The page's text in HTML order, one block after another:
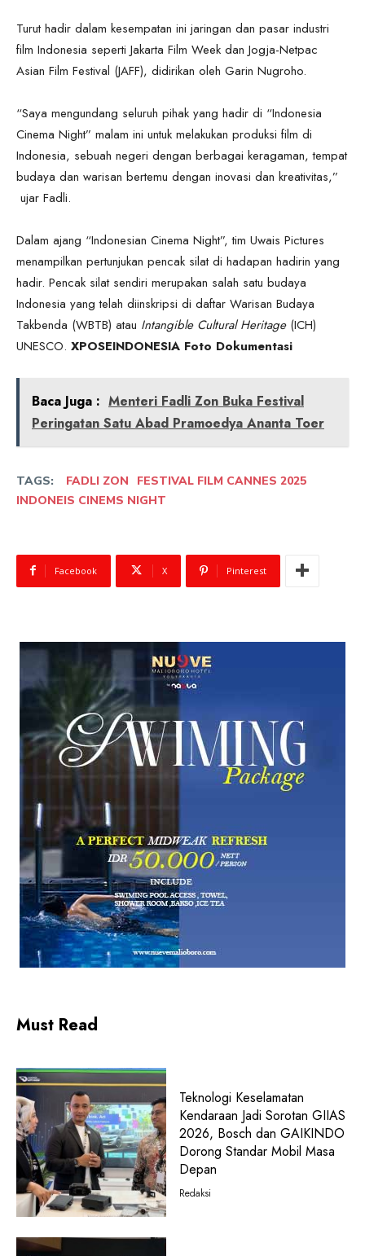
Turut hadir dalam kesempatan ini jaringan dan pasar industri
film Indonesia seperti Jakarta Film Week dan Jogja-Netpac
Asian Film Festival (JAFF), didirikan oleh Garin Nugroho.
“Saya mengundang seluruh pihak yang hadir di “Indonesia
Cinema Night” malam ini untuk melakukan produksi film di
Indonesia, sebuah negeri dengan berbagai keragaman, tempat
budaya dan warisan bertemu dengan inovasi dan kreativitas,”
ujar Fadli.
Dalam ajang “Indonesian Cinema Night”, tim Uwais Pictures
menampilkan pertunjukan pencak silat di hadapan hadirin yang
hadir. Pencak silat sendiri merupakan salah satu budaya
Indonesia yang telah diinskripsi di daftar Warisan Budaya
Takbenda (WBTB) atau Intangible Cultural Heritage(ICH)
UNESCO. XPOSEINDONESIA Foto Dokumentasi
Baca Juga : Menteri Fadli Zon Buka Festival
Peringatan Satu Abad Pramoedya Ananta Toer
TAGS: FADLI ZON
FESTIVAL FILM CANNES 2025
INDONEIS CINEMS NIGHT
Facebook X Pinterest
Must Read
Teknologi Keselamatan
Kendaraan Jadi Sorotan GIIAS
2026, Bosch dan GAIKINDO
Dorong Standar Mobil Masa
Depan
Redaksi